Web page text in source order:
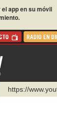
app en su móvil
RADIO EN
https://